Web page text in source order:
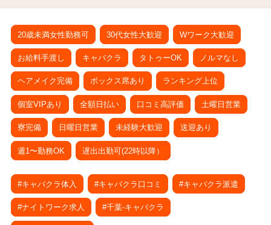
20歳未満女性勤務可 30代女性大歓迎 Wワーク大歓迎
お給料手渡し キャバクラ タトゥーOK ノルマなし
ヘアメイク完備 ボックス席あり ランキング上位
個室VIPあり 全額日払い 口コミ高評価 土曜日営業
寮完備 日曜日営業 未経験大歓迎 送迎あり
週1〜勤務OK 遅出出勤可(22時以降）
#キャバクラ体入 #キャバクラ口コミ #キャバクラ派遣
#ナイトワーク求人 #千葉-キャバクラ